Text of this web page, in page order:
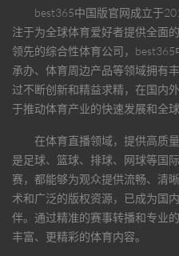
best365中国版官网成立于
注于为全球体育爱好者提供全面
领先的综合性体育公司， best365
承办、体育周边产品等领域拥有
过不断创新和精益求精，在国内
于推动体育产业的快速发展和全球
在体育直播领域，提供高质
是足球、篮球、排球、网球等国
赛，都能够为观众提供流畅、清
术和广泛的版权资源，已成为国
伴。通过精准的赛事转播和专业
丰富、更精彩的体育内容。